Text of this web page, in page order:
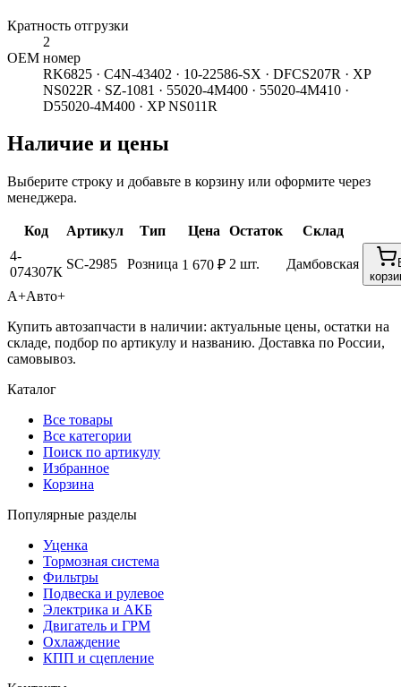
Кратность отгрузки
2
ОЕМ номер
RK6825 · C4N-43402 · 10-22586-SX · DFCS207R · XP
NS022R · SZ-1081 · 55020-4M400 · 55020-4M410 ·
D55020-4M400 · XP NS011R
Наличие и цены
Выберите строку и добавьте в корзину или оформите через
менеджера.
Код Артикул Тип Цена Остаток
Склад
4-
074307К
SC-2985 Розница 1 670 ₽ 2 шт. Дамбовская
А+Авто+
Купить автозапчасти в наличии: актуальные цены, остатки на
складе, подбор по артикулу и названию. Доставка по России,
самовывоз.
Каталог
Все товары
Все категории
Поиск по артикулу
Избранное
Корзина
Популярные разделы
Уценка
Тормозная система
Фильтры
Подвеска и рулевое
Электрика и АКБ
Двигатель и ГРМ
Охлаждение
КПП и сцепление